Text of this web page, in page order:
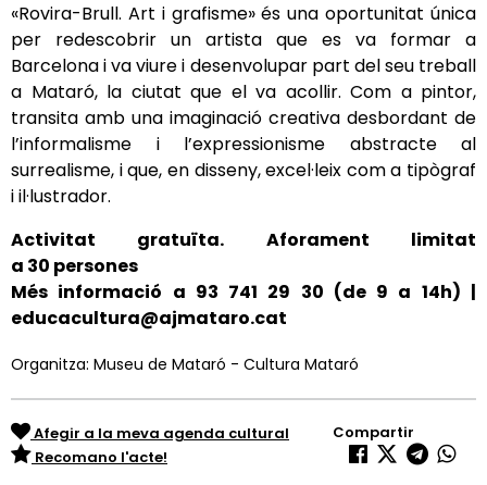
«Rovira-Brull. Art i grafisme»és una oportunitat única
per redescobrir un artista que es va formar a
Barcelona i va viure i desenvolupar part del seu treball
a Mataró, la ciutat que el va acollir. Com a pintor,
transita amb una imaginació creativa desbordant de
l’informalisme i l’expressionisme abstracte al
surrealisme, i que, en disseny, excel·leix com a tipògraf
i il·lustrador.
Activitat gratuïta. Aforament limitat
a 30 persones
Més informació a 93 741 29 30 (de 9 a 14h) |
educacultura@ajmataro.cat
Organitza: Museu de Mataró - Cultura Mataró
Afegir a la meva agenda cultural
Recomano l'acte!
Compartir